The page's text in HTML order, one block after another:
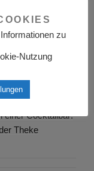
BIZ Zwickau
einer Cocktailbar:
Theke
zu
Nutzung